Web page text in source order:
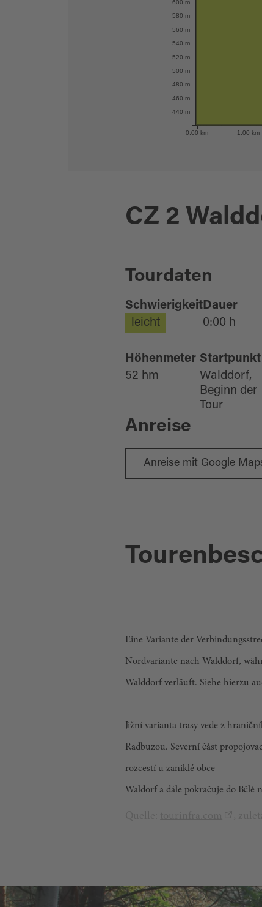
0.00 km 1.00 km
440 m
460 m
480 m
500 m
520 m
540 m
560 m
580 m
600 m
CZ 2
Tourdaten
Schwierigkeit
leicht
Dauer
0:00 h
Höhenmeter
52 hm
Startpunkt
Walddorf,
Beginn der
Tour
Anreise
Anreise mit Google
Eine Variante der
Nordvariante nach Walddorf,
Walddorf verläuft. Siehe hierzu
Jižní varianta trasy vede z
Radbuzou. Severní část
rozcestí u zaniklé obce
Waldorf a dále pokračuje do Bělé